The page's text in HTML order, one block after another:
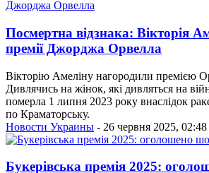
Посмертна відзнака: Вікторія
премії Джорджа Орвелла
Вікторію Амеліну нагородили премією
Дивлячись на жінок, які дивляться на
померла 1 липня 2023 року внаслідок
по Краматорську.
Новости Украины - 26 червня 2025, 02:48
Букерівська премія 2025: